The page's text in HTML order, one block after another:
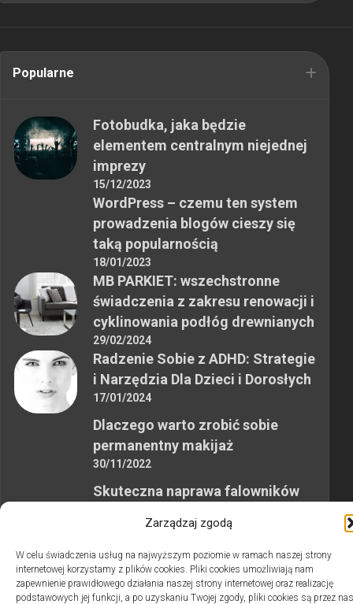
Zarządzaj zgodą
W celu świadczenia usług na najwyższym poziomie w ramach naszej strony
internetowej korzystamy z plików cookies. Pliki cookies umożliwiają nam
zapewnienie prawidłowego działania naszej strony internetowej oraz realizację
podstawowych jej funkcji, a po uzyskaniu Twojej zgody, pliki cookies są przez nas
Popularne
Fotobudka, jaka będzie
elementem centralnym niejednej
imprezy
15/12/2023
WordPress – czemu ten system
prowadzenia blogów cieszy się
taką popularnością
18/01/2023
MB PARKIET: wszechstronne
świadczenia z zakresu renowacji i
cyklinowania podłóg drewnianych
29/02/2024
Radzenie Sobie z ADHD: Strategie
i Narzędzia Dla Dzieci i Dorosłych
17/01/2024
Dlaczego warto zrobić sobie
permanentny makijaż
30/11/2022
Skuteczna naprawa falowników
12/10/2023